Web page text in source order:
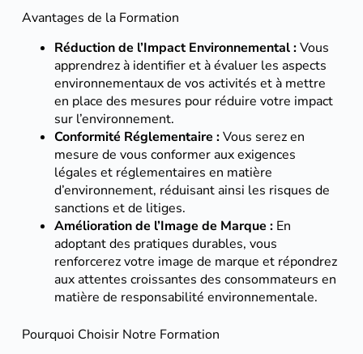
Avantages de la Formation
Réduction de l’Impact Environnemental :Vous
apprendrez à identifier et à évaluer les aspects
environnementaux de vos activités et à mettre
en place des mesures pour réduire votre impact
sur l’environnement.
Conformité Réglementaire :Vous serez en
mesure de vous conformer aux exigences
légales et réglementaires en matière
d’environnement, réduisant ainsi les risques de
sanctions et de litiges.
Amélioration de l’Image de Marque :En
adoptant des pratiques durables, vous
renforcerez votre image de marque et répondrez
aux attentes croissantes des consommateurs en
matière de responsabilité environnementale.
Pourquoi Choisir Notre Formation